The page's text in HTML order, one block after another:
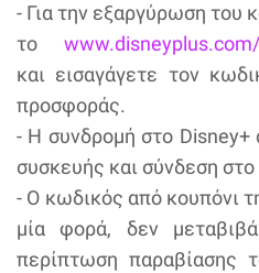
- Για την εξαργύρωση του
το
και εισαγάγετε τον
προσφοράς.
- Η συνδρομή στο Disney+
συσκευής και σύνδεση
- Ο κωδικός από κουπόνι
μία φορά, δεν
περίπτωση παραβίασης